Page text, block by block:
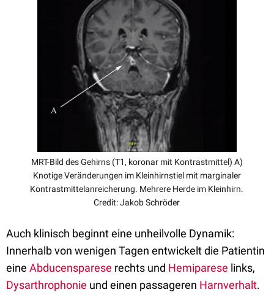
MRT-Bild des Gehirns (T1, koronar mit Kontrastmittel) A)
Knotige Veränderungen im Kleinhirnstiel mit marginaler
Kontrastmittelanreicherung. Mehrere Herde im Kleinhirn.
Credit: Jakob Schröder
Auch klinisch beginnt eine unheilvolle Dynamik:
Innerhalb von wenigen Tagen entwickelt die Patientin
eine Abducensparese rechts und Hemiparese links,
Dysarthrophonie und einen passageren Harnverhalt.